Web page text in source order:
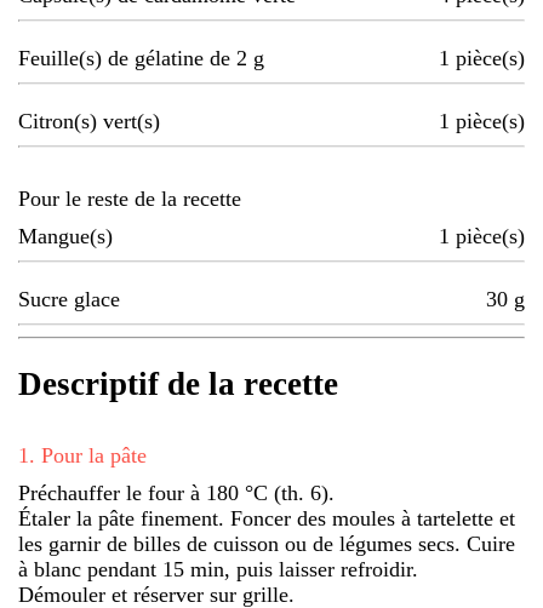
Feuille(s) de gélatine de 2 g 1 pièce(s)
Citron(s) vert(s) 1 pièce(s)
Pour le reste de la recette
Mangue(s)
1 pièce(s)
Sucre glace 30 g
Descriptif de la recette
1 . Pour la pâte
Préchauffer le four à 180 °C (th. 6).
Étaler la pâte finement. Foncer des moules à tartelette et
les garnir de billes de cuisson ou de légumes secs. Cuire
à blanc pendant 15 min, puis laisser refroidir.
Démouler et réserver sur grille.